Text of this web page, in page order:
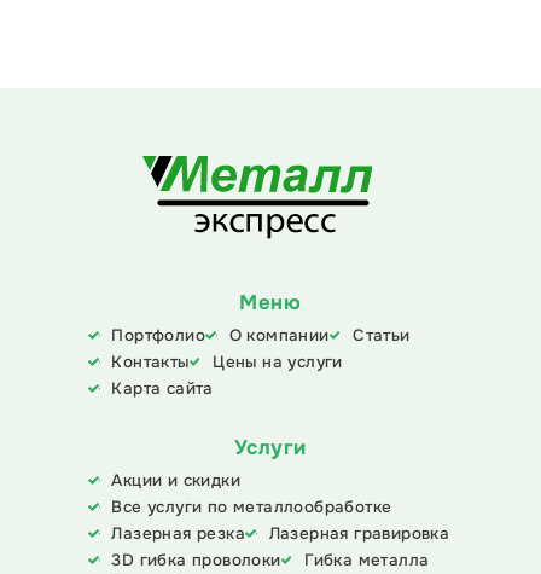
Меню
Портфолио О компании
Статьи
Контакты
Цены на услуги
Карта сайта
Услуги
Акции и скидки
Все услуги по металлообработке
Лазерная резка
Лазерная гравировка
3D гибка проволоки
Гибка металла